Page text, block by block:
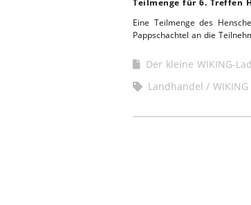
Eine Teilmenge des
Pappschachtel an die
Der kleine WIKING-
Landhandel